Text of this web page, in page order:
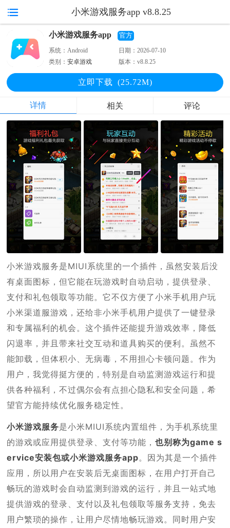
小米游戏服务app v8.8.25
小米游戏服务app 官方
系统：Android 日期：2026-07-10
类别：安卓游戏 版本：v8.8.25
立即下载 (25.72M)
详情 相关 评论
小米游戏服务是MIUI系统里的一个插件，虽然安装后没
有桌面图标，但它能在玩游戏时自动启动，提供登录、
支付和礼包领取等功能。它不仅方便了小米手机用户玩
小米渠道服游戏，还给非小米手机用户提供了一键登录
和专属福利的机会。这个插件还能提升游戏效率，降低
闪退率，并且带来社交互动和道具购买的便利。虽然不
能卸载，但体积小、无病毒，不用担心卡顿问题。作为
用户，我觉得挺方便的，特别是自动监测游戏运行和提
供各种福利，不过偶尔会有点担心隐私和安全问题，希
望官方能持续优化服务稳定性。
小米游戏服务是小米MIUI系统内置组件，为手机系统里
的游戏或应用提供登录、支付等功能，也别称为game s
ervice安装包或小米游戏服务app。因为其是一个插件
应用，所以用户在安装后无桌面图标，在用户打开自己
畅玩的游戏时会自动监测到游戏的运行，并且一站式地
提供游戏的登录、支付以及礼包领取等服务支持，免去
用户繁琐的操作，让用户尽情地畅玩游戏。同时用户安